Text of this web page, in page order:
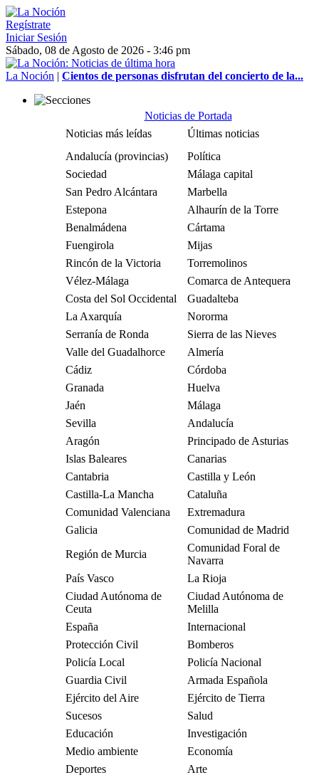
Regístrate
Iniciar Sesión
Sábado, 08 de Agosto de 2026 - 3:46 pm
La Noción | Cientos de personas disfrutan del concierto de la...
Noticias de Portada
Noticias más leídas
Últimas noticias
Andalucía (provincias)
Política
Sociedad
Málaga capital
San Pedro Alcántara
Marbella
Estepona
Alhaurín de la Torre
Benalmádena
Cártama
Fuengirola
Mijas
Rincón de la Victoria
Torremolinos
Vélez-Málaga
Comarca de Antequera
Costa del Sol Occidental
Guadalteba
La Axarquía
Nororma
Serranía de Ronda
Sierra de las Nieves
Valle del Guadalhorce
Almería
Cádiz
Córdoba
Granada
Huelva
Jaén
Málaga
Sevilla
Andalucía
Aragón
Principado de Asturias
Islas Baleares
Canarias
Cantabria
Castilla y León
Castilla-La Mancha
Cataluña
Comunidad Valenciana
Extremadura
Galicia
Comunidad de Madrid
Región de Murcia
Comunidad Foral de
Navarra
País Vasco
La Rioja
Ciudad Autónoma de
Ceuta
Ciudad Autónoma de
Melilla
España
Internacional
Protección Civil
Bomberos
Policía Local
Policía Nacional
Guardia Civil
Armada Española
Ejército del Aire
Ejército de Tierra
Sucesos
Salud
Educación
Investigación
Medio ambiente
Economía
Deportes
Arte